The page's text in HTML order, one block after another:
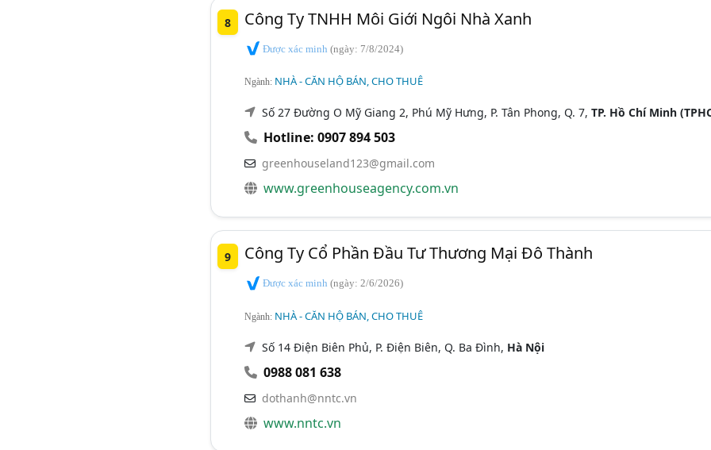
8 Công Ty TNHH Môi Giới Ngôi Nhà Xanh
Được xác minh (ngày: 7/8/2024)
Ngành: NHÀ - CĂN HỘ BÁN, CHO THUÊ
Số 27 Đường O Mỹ Giang 2, Phú Mỹ Hưng, P. Tân Phong, Q. 7, TP. Hồ Chí Minh
Hotline: 0907 894 503
greenhouseland123@gmail.com
www.greenhouseagency.com.vn
9 Công Ty Cổ Phần Đầu Tư Thương Mại Đô Thành
Được xác minh (ngày: 2/6/2026)
Ngành: NHÀ - CĂN HỘ BÁN, CHO THUÊ
Số 14 Điện Biên Phủ, P. Điện Biên, Q. Ba Đình, Hà Nội
0988 081 638
dothanh@nntc.vn
www.nntc.vn